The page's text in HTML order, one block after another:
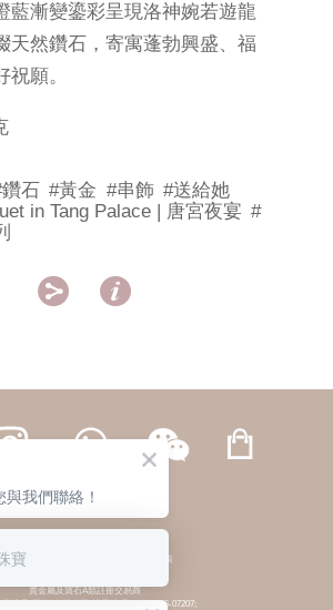
藍漸變鎏彩呈現洛神婉若遊龍
天然鑽石，寄寓蓬勃興盛、福
願。
石 #黃金 #串飾 #送給她
in Tang Palace | 唐宮夜宴 #
 
繁體 | 簡体
六福集團 版權所有 不得轉載 私隱政策
貴金屬及寶石A類註冊交易商
禮品(國際)有限公司-註冊號碼:A-B-24-05-07207;
我們聯絡！
寶